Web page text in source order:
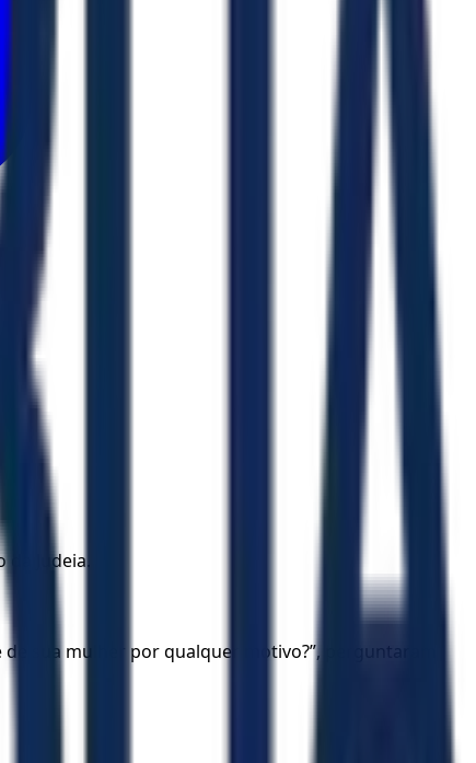
Judeia.
sua mulher por qualquer motivo?”, perguntaram